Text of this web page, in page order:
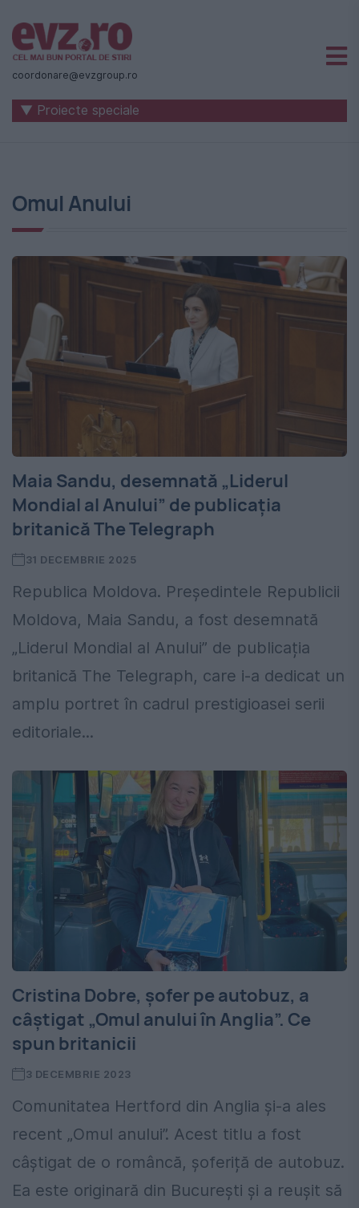
Știri
naționale
internaționale
-
Evenimentul
Zilei
coordonare@evzgroup.ro
▼ Proiecte speciale
Omul Anului
Maia Sandu, desemnată „Liderul
Mondial al Anului” de publicația
britanică The Telegraph
31 DECEMBRIE 2025
Republica Moldova. Președintele Republicii
Moldova, Maia Sandu, a fost desemnată
„Liderul Mondial al Anului” de publicația
britanică The Telegraph, care i-a dedicat un
amplu portret în cadrul prestigioasei serii
editoriale...
Cristina Dobre, șofer pe autobuz, a
câștigat „Omul anului în Anglia”. Ce
spun britanicii
3 DECEMBRIE 2023
Comunitatea Hertford din Anglia și-a ales
recent „Omul anului”. Acest titlu a fost
câștigat de o româncă, șoferiță de autobuz.
Ea este originară din București și a reușit să